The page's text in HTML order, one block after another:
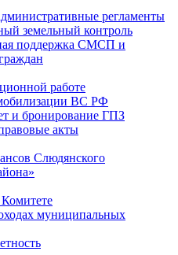
регламенты
земельный контроль
поддержка СМСП и
работе
ВС РФ
и бронирование ГПЗ
акты
Слюдянского
муниципальных